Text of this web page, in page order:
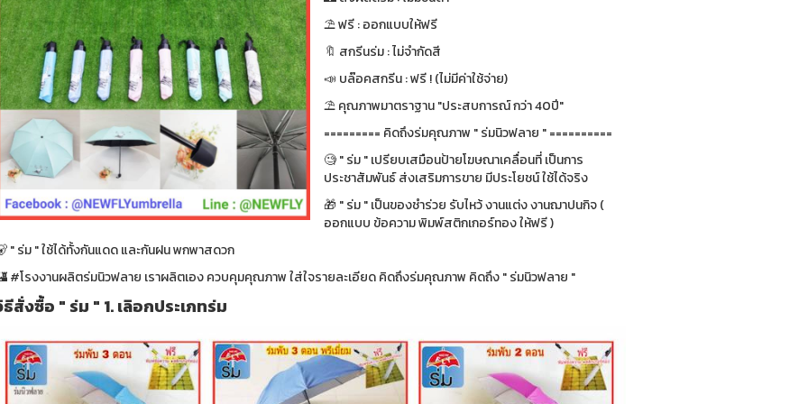
⛱ ฟรี : ออกแบบให้ฟรี
🔖 สกรีนร่ม : ไม่จำกัดสี
📣 บล๊อคสกรีน : ฟรี ! (ไม่มีค่าใช้จ่าย)
⛱ คุณภาพมาตราฐาน "ประสบการณ์ กว่า 40ปี"
========= คิดถึงร่มคุณภาพ " ร่มนิวฟลาย " ==========
🧐 " ร่ม " เปรียบเสมือนป้ายโฆษณาเคลื่อนที่ เป็นการ
ประชาสัมพันธ์ ส่งเสริมการขาย มีประโยชน์ ใช้ได้จริง
🎁 " ร่ม " เป็นของชำร่วย รับไหว้ งานแต่ง งานฌาปนกิจ (
ออกแบบ ข้อความ พิมพ์สติกเกอร์ทอง ให้ฟรี )
" ร่ม " ใช้ได้ทั้งกันแดด และกันฝน พกพาสดวก
#โรงงานผลิตร่มนิวฟลาย เราผลิตเอง ควบคุมคุณภาพ ใส่ใจรายละเอียด คิดถึงร่มคุณภาพ คิดถึง " ร่มนิวฟลาย "
สั่งซื้อ " ร่ม " 1. เลิอกประเภทร่ม